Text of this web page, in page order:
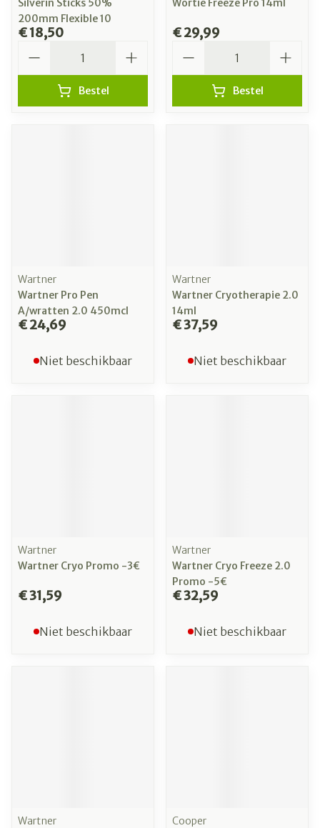
Silverin Sticks 50%
200mm Flexible 10
€ 18,50
Bestel
Wortie Freeze Pro 14ml
€ 29,99
Bestel
Wartner
Wartner Pro Pen
A/wratten 2.0 450mcl
€ 24,69
Niet beschikbaar
Wartner
Wartner Cryotherapie 2.0
14ml
€ 37,59
Niet beschikbaar
Wartner
Wartner Cryo Promo -3€
€ 31,59
Niet beschikbaar
Wartner
Wartner Cryo Freeze 2.0
Promo -5€
€ 32,59
Niet beschikbaar
Wartner
Cooper